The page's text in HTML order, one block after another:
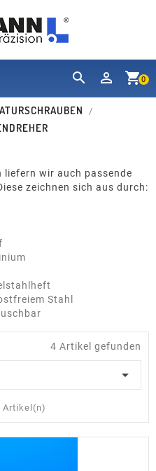
shopping_cart0

wir auch passende
zeichnen sich aus durch:
Stahl
4 Artikel gefunden

Artikel(n)